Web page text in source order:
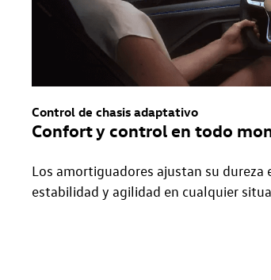
Control de chasis adaptativo
Confort y control en todo
Los amortiguadores ajustan su
estabilidad y agilidad en cualquier